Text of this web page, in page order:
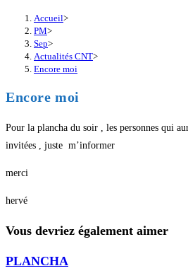
Accueil>
PM>
Sep>
Actualités CNT>
Encore moi
Encore moi
Pour la plancha du soir , les personnes qui
invitées , juste m’informer
merci
hervé
Vous devriez également aimer
PLANCHA